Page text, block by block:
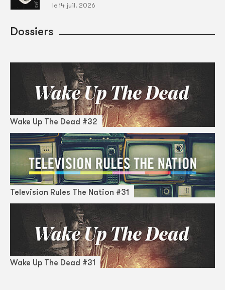
le 14 juil. 2026
Dossiers
Wake Up The Dead #32
Television Rules The Nation #31
Wake Up The Dead #31